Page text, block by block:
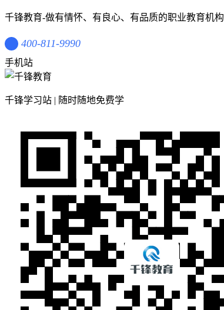
千锋教育-做有情怀、有良心、有品质的职业教育机构
400-811-9990
手机站
千锋学习站 | 随时随地免费学